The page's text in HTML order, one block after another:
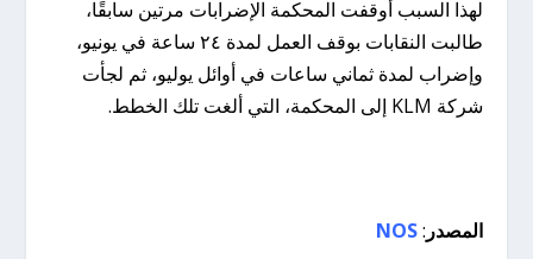
لهذا السبب أوقفت المحكمة الإضرابات مرتين سابقًا،
طالبت النقابات بوقف العمل لمدة ٢٤ ساعة في يونيو،
وإضراب لمدة ثماني ساعات في أوائل يوليو، ثم لجأت
شركة KLM إلى المحكمة، التي ألغت تلك الخطط.
المصدر :
NOS